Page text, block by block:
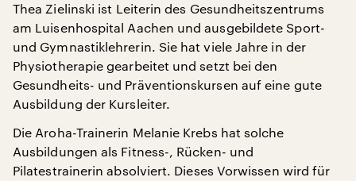
Thea Zielinski ist Leiterin des Gesundheitszentrums
am Luisenhospital Aachen und ausgebildete Sport-
und Gymnastiklehrerin. Sie hat viele Jahre in der
Physiotherapie gearbeitet und setzt bei den
Gesundheits- und Präventionskursen auf eine gute
Ausbildung der Kursleiter.
Die Aroha-Trainerin Melanie Krebs hat solche
Ausbildungen als Fitness-, Rücken- und
Pilatestrainerin absolviert. Dieses Vorwissen wird für